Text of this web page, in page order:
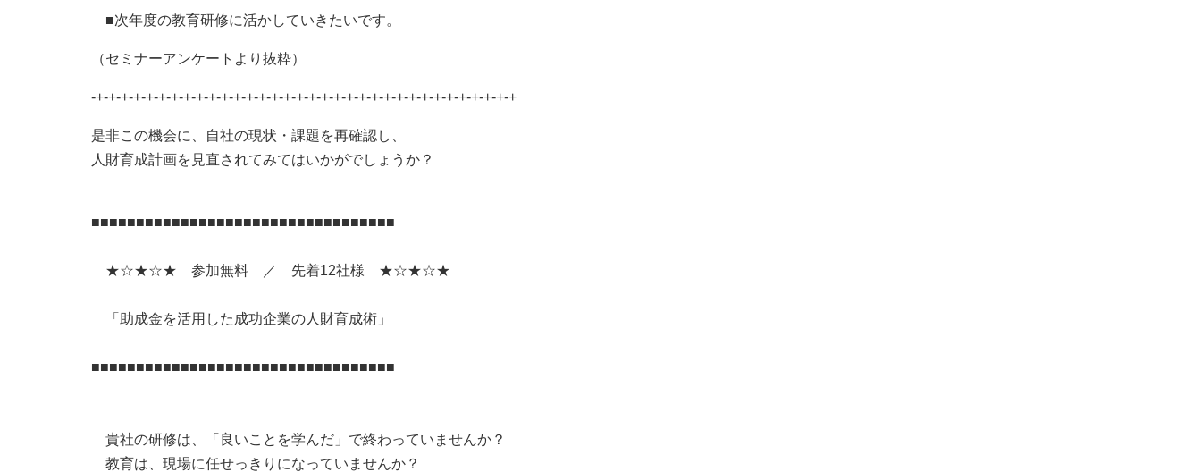
■次年度の教育研修に活かしていきたいです。
（セミナーアンケートより抜粋）
-+-+-+-+-+-+-+-+-+-+-+-+-+-+-+-+-+-+-+-+-+-+-+-+-+-+-+-+-+-+-+-+-+-+
是非この機会に、自社の現状・課題を再確認し、
人財育成計画を見直されてみてはいかがでしょうか？
■■■■■■■■■■■■■■■■■■■■■■■■■■■■■■■■■■
★☆★☆★ 参加無料 ／ 先着12社様 ★☆★☆★
「助成金を活用した成功企業の人財育成術」
■■■■■■■■■■■■■■■■■■■■■■■■■■■■■■■■■■
貴社の研修は、「良いことを学んだ」で終わっていませんか？
教育は、現場に任せっきりになっていませんか？